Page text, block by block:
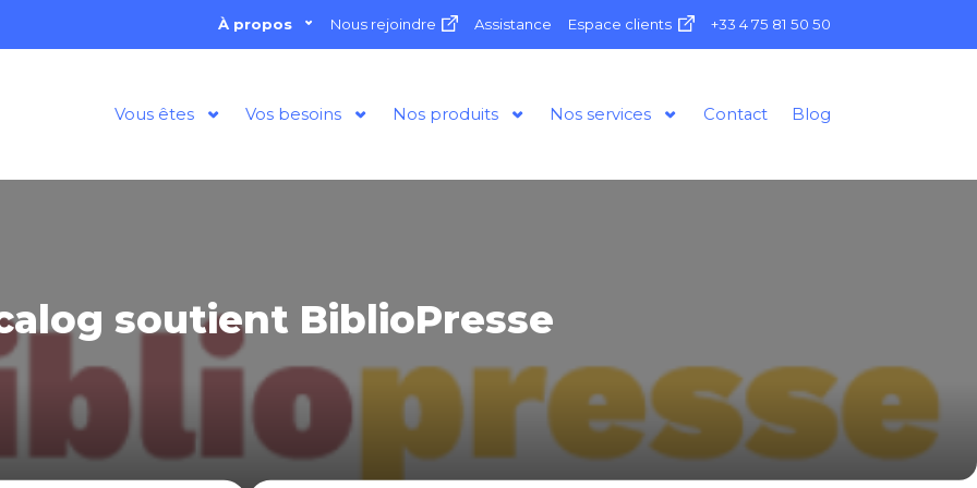
À propos Nous rejoindre Assistance Espace clients +33 4 75 81 50 50
Vous êtes Vos besoins Nos produits Nos services Contact Blog
soutient BiblioPresse